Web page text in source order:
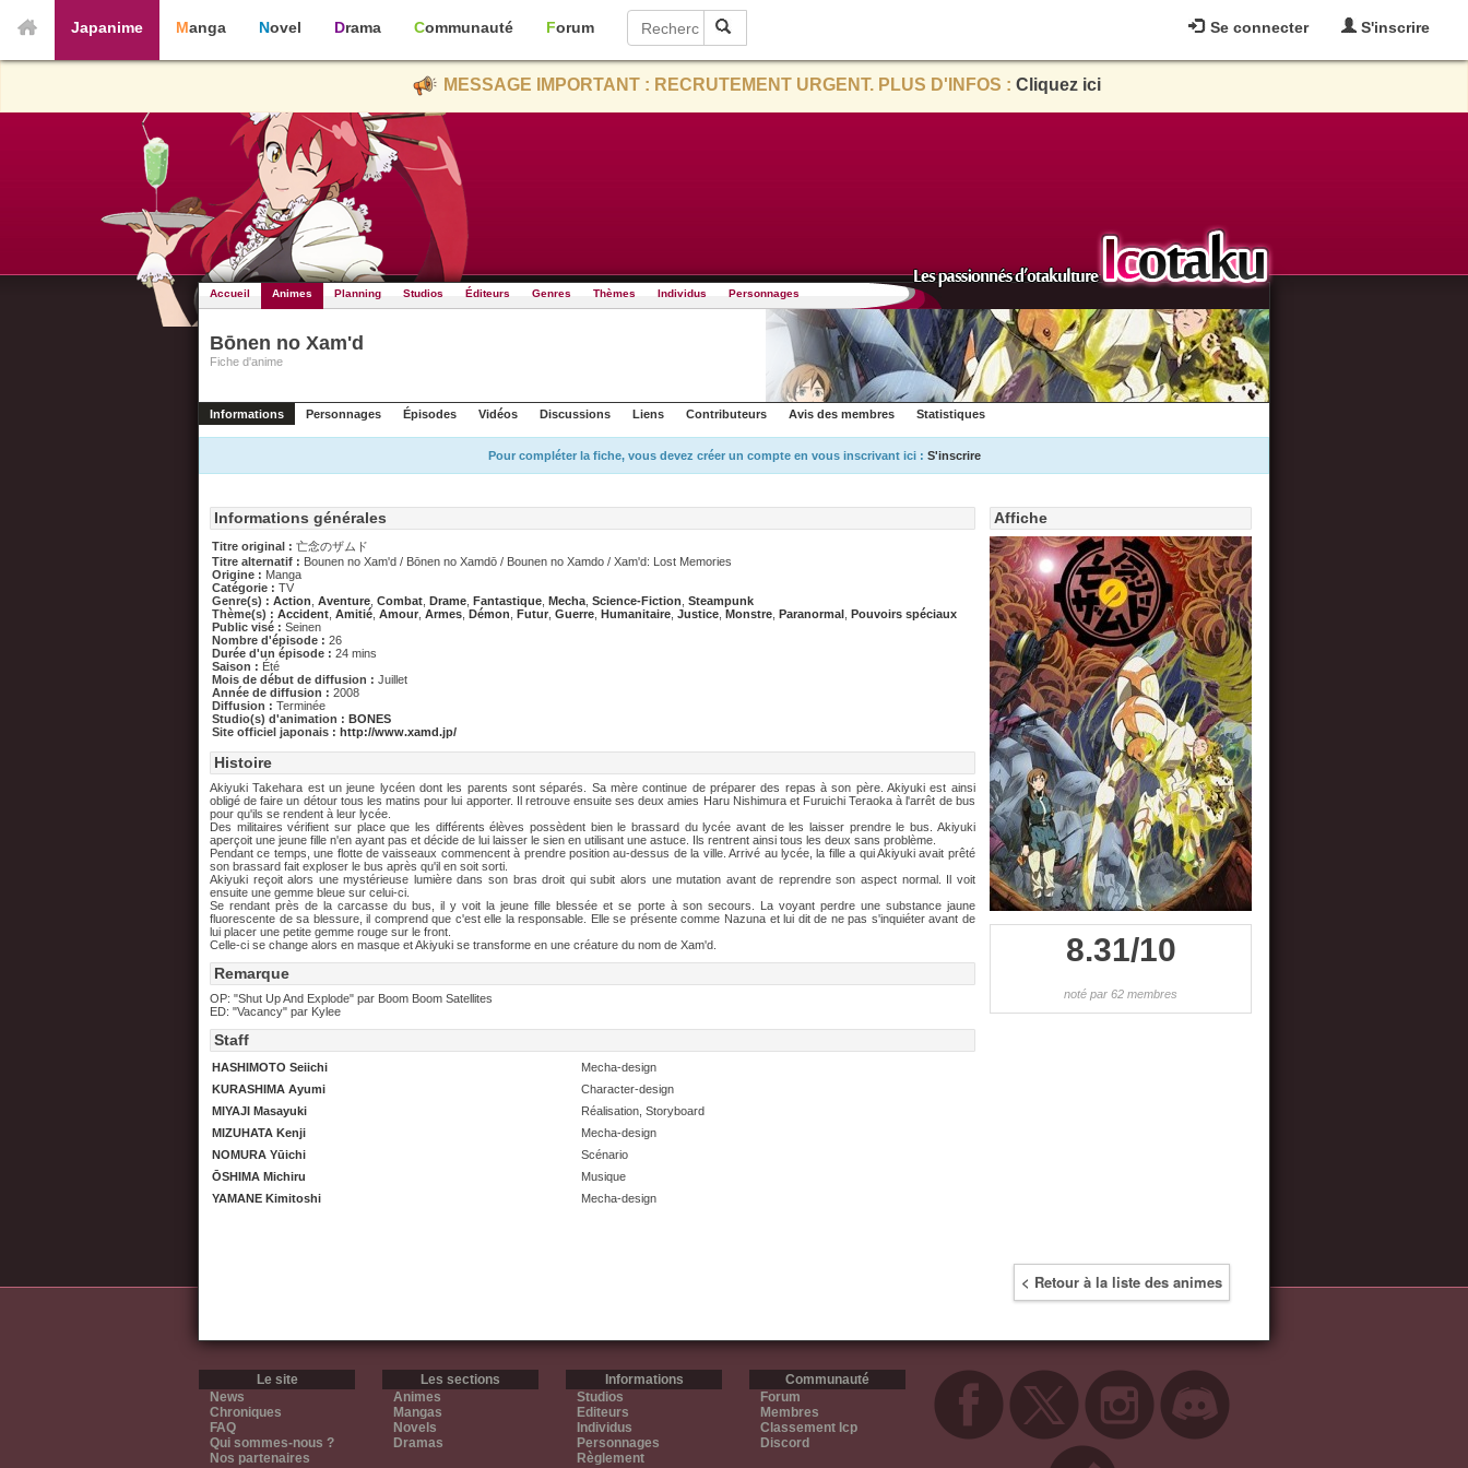
Se connecter S'inscrire
Japanime Manga Novel Drama Communauté Forum
MESSAGE IMPORTANT : RECRUTEMENT URGENT. PLUS D'INFOS : Cliquez ici
Accueil Animes Planning Studios Éditeurs Genres Thèmes Individus Personnages
Bōnen no Xam'd
Fiche d'anime
Informations Personnages Épisodes Vidéos Discussions Liens Contributeurs Avis des membres Statistiques
Pour compléter la fiche, vous devez créer un compte en vous inscrivant ici : S'inscrire
Affiche
8.31/10
noté par 62 membres
Informations générales
Titre original : 亡念のザムド
Titre alternatif : Bounen no Xam'd / Bōnen no Xamdō / Bounen no Xamdo / Xam'd: Lost Memories
Origine : Manga
Catégorie : TV
Genre(s) : Action Aventure Combat Drame Fantastique Mecha Science-Fiction Steampunk
Thème(s) : Accident Amitié Amour Armes Démon Futur Guerre Humanitaire Justice Monstre Paranormal Pouvoirs spéciaux
Public visé : Seinen
Nombre d'épisode : 26
Durée d'un épisode : 24 mins
Saison : Été
Mois de début de diffusion : Juillet
Année de diffusion : 2008
Diffusion : Terminée
Studio(s) d'animation : BONES
Site officiel japonais : http://www.xamd.jp/
Histoire
Akiyuki Takehara est un jeune lycéen dont les parents sont séparés. Sa mère continue de préparer des repas à son père. Akiyuki est ainsi
obligé de faire un détour tous les matins pour lui apporter. Il retrouve ensuite ses deux amies Haru Nishimura et Furuichi Teraoka à l'arrêt de bus
pour qu'ils se rendent à leur lycée.
Des militaires vérifient sur place que les différents élèves possèdent bien le brassard du lycée avant de les laisser prendre le bus. Akiyuki
aperçoit une jeune fille n'en ayant pas et décide de lui laisser le sien en utilisant une astuce. Ils rentrent ainsi tous les deux sans problème.
Pendant ce temps, une flotte de vaisseaux commencent à prendre position au-dessus de la ville. Arrivé au lycée, la fille a qui Akiyuki avait prêté
son brassard fait exploser le bus après qu'il en soit sorti.
Akiyuki reçoit alors une mystérieuse lumière dans son bras droit qui subit alors une mutation avant de reprendre son aspect normal. Il voit
ensuite une gemme bleue sur celui-ci.
Se rendant près de la carcasse du bus, il y voit la jeune fille blessée et se porte à son secours. La voyant perdre une substance jaune
fluorescente de sa blessure, il comprend que c'est elle la responsable. Elle se présente comme Nazuna et lui dit de ne pas s'inquiéter avant de
lui placer une petite gemme rouge sur le front.
Celle-ci se change alors en masque et Akiyuki se transforme en une créature du nom de Xam'd.
Remarque
OP: "Shut Up And Explode" par Boom Boom Satellites
ED: "Vacancy" par Kylee
Staff
HASHIMOTO Seiichi
Mecha-design
KURASHIMA Ayumi
Character-design
MIYAJI Masayuki
Réalisation, Storyboard
MIZUHATA Kenji
Mecha-design
NOMURA Yūichi
Scénario
ŌSHIMA Michiru
Musique
YAMANE Kimitoshi
Mecha-design
< Retour à la liste des animes
Le site
News
Chroniques
FAQ
Qui sommes-nous ?
Nos partenaires
Les sections
Animes
Mangas
Novels
Dramas
Informations
Studios
Editeurs
Individus
Personnages
Règlement
Communauté
Forum
Membres
Classement Icp
Discord